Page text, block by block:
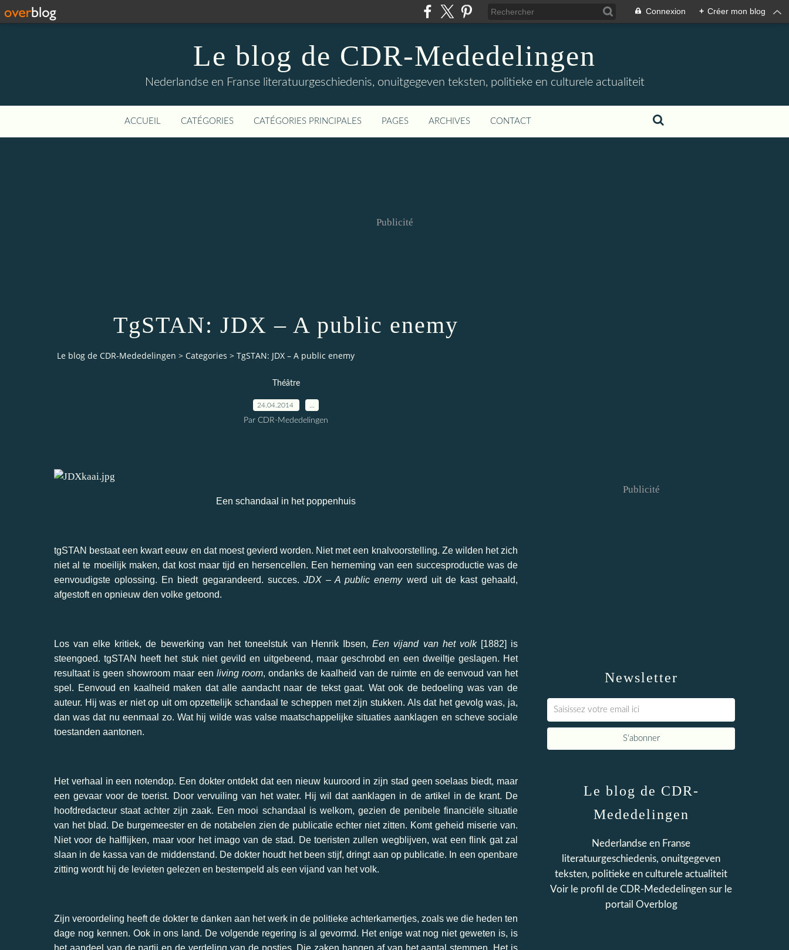
Connexion + Créer mon blog
Le blog de CDR-Mededelingen
Nederlandse en Franse literatuurgeschiedenis, onuitgegeven teksten, politieke en culturele actualiteit
ACCUEIL CATÉGORIES CATÉGORIES PRINCIPALES PAGES ARCHIVES CONTACT
Publicité
TgSTAN: JDX – A public enemy
Le blog de CDR-Mededelingen > Categories > TgSTAN: JDX – A public enemy
Théâtre
24.04.2014
Par CDR-Mededelingen
Een schandaal in het poppenhuis
tgSTAN bestaat een kwart eeuw en dat moest gevierd worden. Niet met een knalvoorstelling. Ze wilden het zich
niet al te moeilijk maken, dat kost maar tijd en hersencellen. Een herneming van een succesproductie was de
eenvoudigste oplossing. En biedt gegarandeerd. succes. JDX – A public enemy werd uit de kast gehaald,
afgestoft en opnieuw den volke getoond.
Los van elke kritiek, de bewerking van het toneelstuk van Henrik Ibsen, Een vijand van het volk [1882] is
steengoed. tgSTAN heeft het stuk niet gevild en uitgebeend, maar geschrobd en een dweiltje geslagen. Het
resultaat is geen showroom maar een living room, ondanks de kaalheid van de ruimte en de eenvoud van het
spel. Eenvoud en kaalheid maken dat alle aandacht naar de tekst gaat. Wat ook de bedoeling was van de
auteur. Hij was er niet op uit om opzettelijk schandaal te scheppen met zijn stukken. Als dat het gevolg was, ja,
dan was dat nu eenmaal zo. Wat hij wilde was valse maatschappelijke situaties aanklagen en scheve sociale
toestanden aantonen.
Het verhaal in een notendop. Een dokter ontdekt dat een nieuw kuuroord in zijn stad geen soelaas biedt, maar
een gevaar voor de toerist. Door vervuiling van het water. Hij wil dat aanklagen in de artikel in de krant. De
hoofdredacteur staat achter zijn zaak. Een mooi schandaal is welkom, gezien de penibele financiële situatie
van het blad. De burgemeester en de notabelen zien de publicatie echter niet zitten. Komt geheid miserie van.
Niet voor de halflijken, maar voor het imago van de stad. De toeristen zullen wegblijven, wat een flink gat zal
slaan in de kassa van de middenstand. De dokter houdt het been stijf, dringt aan op publicatie. In een openbare
zitting wordt hij de levieten gelezen en bestempeld als een vijand van het volk.
Zijn veroordeling heeft de dokter te danken aan het werk in de politieke achterkamertjes, zoals we die heden ten
dage nog kennen. Ook in ons land. De volgende regering is al gevormd. Het enige wat nog niet geweten is, is
het aandeel van de partij en de verdeling van de postjes. Die zaken hangen af van het aantal stemmen. Het is
Newsletter
Publicité
Le blog de CDR-
Mededelingen
Nederlandse en Franse
literatuurgeschiedenis, onuitgegeven
teksten, politieke en culturele actualiteit
Voir le profil de CDR-Mededelingen sur le
portail Overblog